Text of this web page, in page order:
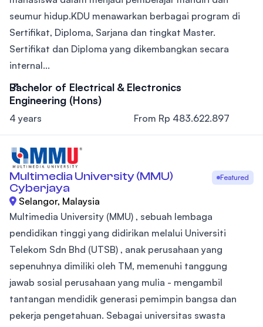
seumur hidup.KDU menawarkan berbagai program di
Sertifikat, Diploma, Sarjana dan tingkat Master.
Sertifikat dan Diploma yang dikembangkan secara
internal...
Bachelor of Electrical & Electronics
Engineering (Hons)
4 years From Rp 483.622.897
Multimedia University (MMU)
Cyberjaya
Featured
Selangor, Malaysia
Multimedia University (MMU) , sebuah lembaga
pendidikan tinggi yang didirikan melalui Universiti
Telekom Sdn Bhd (UTSB) , anak perusahaan yang
sepenuhnya dimiliki oleh TM, memenuhi tanggung
jawab sosial perusahaan yang mulia - mengambil
tantangan mendidik generasi pemimpin bangsa dan
pekerja pengetahuan. Sebagai universitas swasta